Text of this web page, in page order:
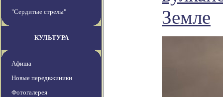
"Сердитые стрелы"
КУЛЬТУРА
Афиша
Новые передвжиники
Фотогалерея
Земле